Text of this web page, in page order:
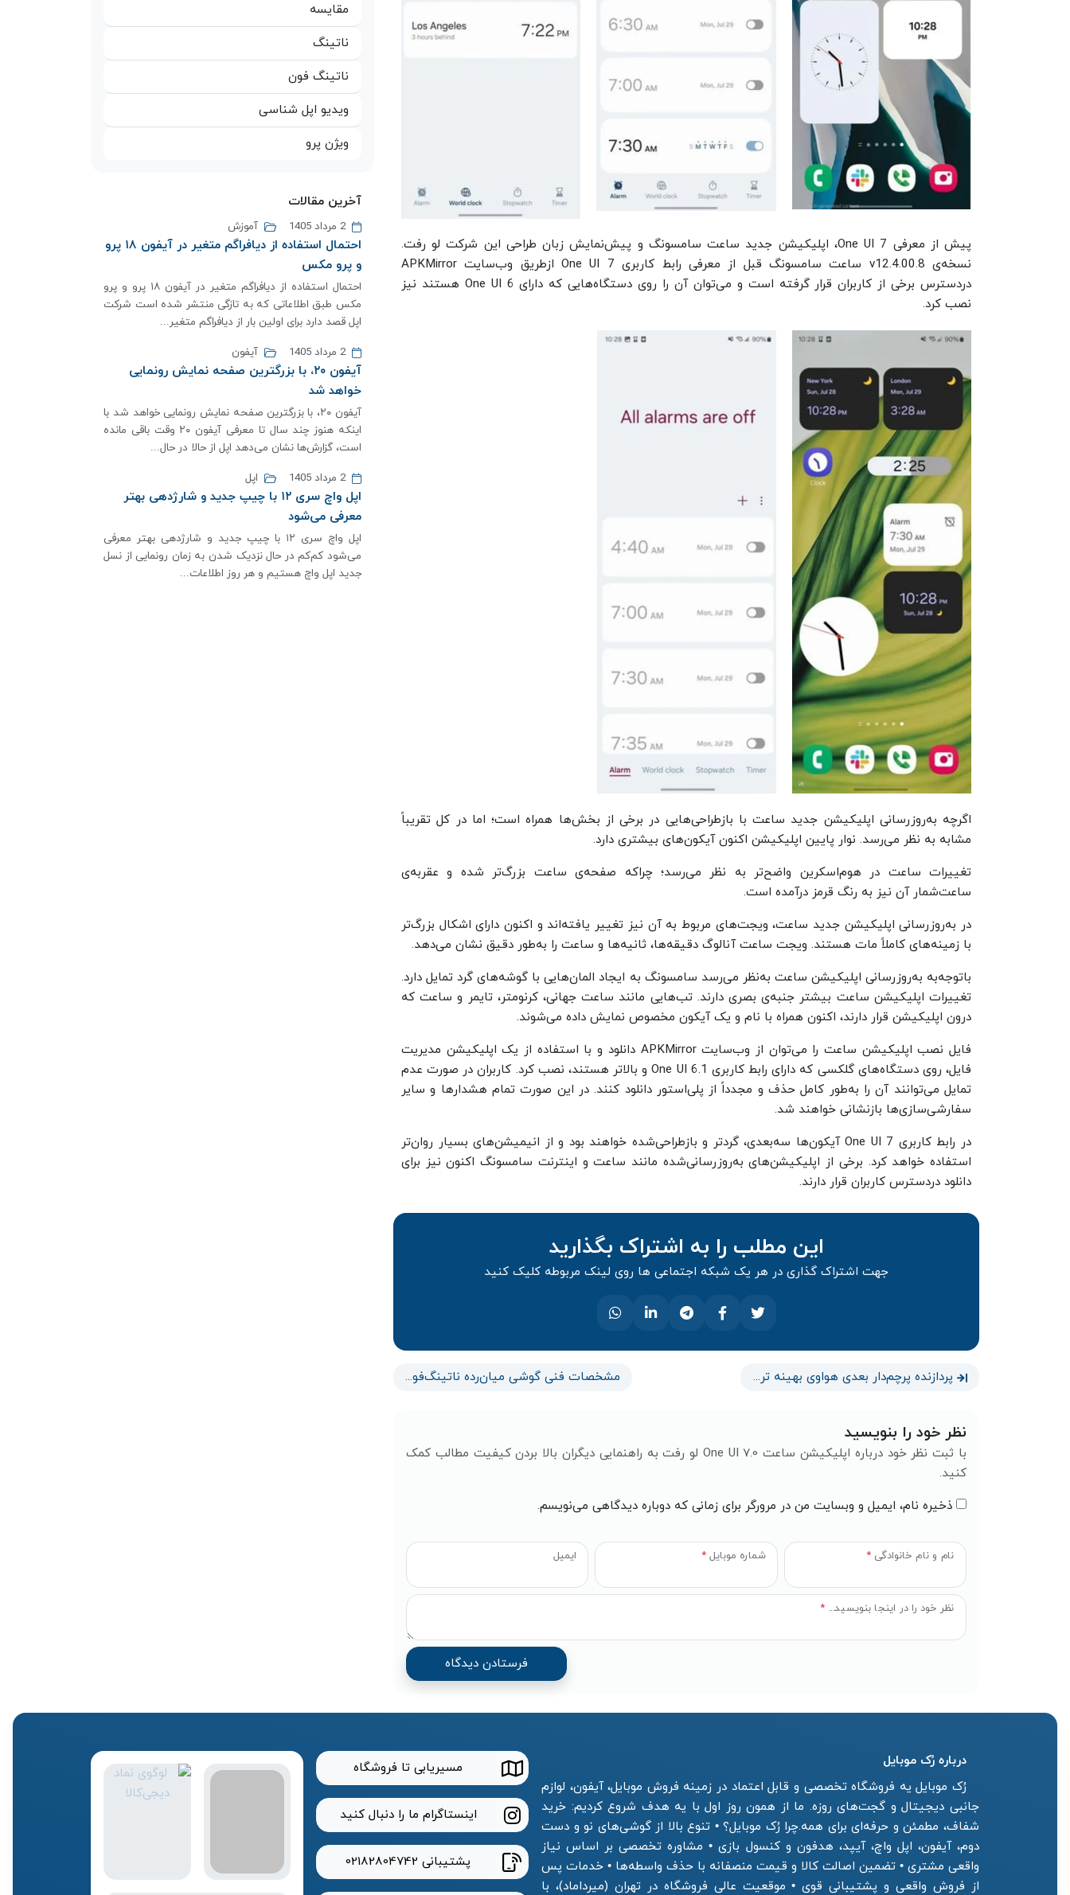
پیش‌ از معرفی One UI 7، اپلیکیشن جدید ساعت سامسونگ و پیش‌نمایش زبان طراحی این شرکت لو رفت.
نسخه‌ی v12.4.00.8 ساعت سامسونگ قبل از معرفی رابط کاربری One UI 7 ازطریق وب‌سایت APKMirror
دردسترس برخی از کاربران قرار گرفته است و می‌توان آن را روی دستگاه‌هایی که دارای One UI 6 هستند نیز
نصب کرد.
اگرچه به‌روزرسانی اپلیکیشن جدید ساعت با بازطراحی‌‌هایی در برخی از بخش‌ها همراه است؛ اما در کل تقریباً
مشابه به‌ نظر می‌رسد. نوار پایین اپلیکیشن اکنون آیکون‌های بیشتری دارد.
تغییرات ساعت در هوم‌اسکرین واضح‌تر به نظر می‌رسد؛ چراکه صفحه‌ی ساعت بزرگ‌تر شده و عقربه‌ی
ساعت‌شمار آن نیز به‌ رنگ قرمز درآمده است.
در به‌روزرسانی اپلیکیشن جدید ساعت، ویجت‌های مربوط‌ به آن نیز تغییر یافته‌اند و اکنون دارای اشکال بزرگ‌تر
با زمینه‌‌های کاملاً مات هستند. ویجت ساعت آنالوگ دقیقه‌ها، ثانیه‌ها و ساعت را به‌طور دقیق نشان می‌دهد.
باتوجه‌به به‌روزرسانی اپلیکیشن ساعت به‌نظر می‌رسد سامسونگ به ایجاد المان‌هایی با گوشه‌های گرد تمایل دارد.
تغییرات اپلیکیشن ساعت بیشتر جنبه‌ی بصری دارند. تب‌هایی مانند ساعت جهانی، کرنومتر، تایمر و ساعت که
درون اپلیکیشن قرار دارند، اکنون همراه با نام و یک آیکون مخصوص نمایش داده می‌شوند.
فایل نصب اپلیکیشن ساعت را می‌توان از وب‌سایت APKMirror دانلود و با استفاده از یک اپلیکیشن مدیریت
فایل، روی دستگاه‌های گلکسی که دارای رابط کاربری One UI 6.1 و بالاتر هستند، نصب کرد. کاربران در صورت عدم
تمایل می‌توانند آن را به‌طور کامل حذف و مجدداً از پلی‌استور دانلود کنند. در این‌ صورت تمام هشدارها و سایر
سفارشی‌سازی‌ها بازنشانی خواهند شد.
در رابط کاربری One UI 7 آیکون‌ها سه‌بعدی، گردتر و بازطراحی‌شده خواهند بود و از انیمیشن‌های بسیار روان‌تر
استفاده خواهد کرد. برخی از اپلیکیشن‌های به‌روزرسانی‌شده مانند ساعت و اینترنت سامسونگ اکنون نیز برای
دانلود دردسترس کاربران قرار دارند.
این مطلب را به اشتراک بگذارید
جهت اشتراک گذاری در هر یک شبکه اجتماعی ها روی لینک مربوطه کلیک کنید
پردازنده پرچم‌دار بعدی هواوی بهینه تر از اسنپدراگون ۸ نسل ۲ خواهد بود مشخصات فنی گوشی میان‌رده ناتینگ‌فون 2a Plus فاش شد
نظر خود را بنویسید
با ثبت نظر خود درباره اپلیکیشن ساعت One UI 7.0 لو رفت به راهنمایی دیگران بالا بردن کیفیت مطالب کمک
کنید.
نظر خود را در اینجا بنویسید... *
نام و نام خانوادگی * شماره موبایل* ایمیل
ذخیره نام، ایمیل و وبسایت من در مرورگر برای زمانی که دوباره دیدگاهی می‌نویسم.
مقایسه
ناتینگ
ناتینگ فون
ویدیو اپل شناسی
ویژن پرو
آخرین مقالات
2 مرداد 1405 آموزش
احتمال استفاده از دیافراگم متغیر در آیفون ۱۸ پرو
و پرو مکس
احتمال استفاده از دیافراگم متغیر در آیفون ۱۸ پرو و پرو
مکس طبق اطلاعاتی که به تازگی منتشر شده است شرکت
اپل قصد دارد برای اولین بار از دیافراگم متغیر...
2 مرداد 1405
آیفون
آیفون ۲۰، با بزرگترین صفحه نمایش رونمایی
خواهد شد
آیفون ۲۰، با بزرگترین صفحه نمایش رونمایی خواهد شد با
اینکه هنوز چند سال تا معرفی آیفون ۲۰ وقت باقی مانده
است، گزارش‌ها نشان می‌دهد اپل از حالا در حال...
2 مرداد 1405
اپل
اپل واچ سری ۱۲ با چیپ جدید و شارژدهی بهتر
معرفی می‌شود
اپل واچ سری ۱۲ با چیپ جدید و شارژدهی بهتر معرفی
می‌شود کم‌کم در حال نزدیک شدن به زمان رونمایی از نسل
جدید اپل واچ هستیم و هر روز اطلاعات...
درباره رُک‌ موبایل
رُک موبایل یه فروشگاه تخصصی و قابل اعتماد در زمینه فروش موبایل، آیفون، لوازم
جانبی دیجیتال و گجت‌های روزه. ما از همون روز اول با یه هدف شروع کردیم: خرید
شفاف، مطمئن و حرفه‌ای برای همه.چرا رُک موبایل؟ • تنوع بالا از گوشی‌های نو و دست
دوم، آیفون، اپل واچ، آیپد، هدفون و کنسول بازی • مشاوره تخصصی بر اساس نیاز
واقعی مشتری • تضمین اصالت کالا و قیمت منصفانه با حذف واسطه‌ها • خدمات پس
از فروش واقعی و پشتیبانی قوی • موقعیت عالی فروشگاه در تهران (میرداماد)، با
مسیریابی تا فروشگاه
اینستاگرام ما را دنبال کنید
پشتیبانی 02182804742